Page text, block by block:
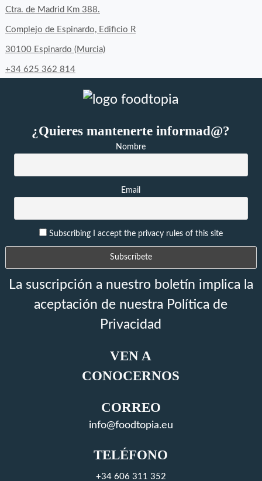
en
Facebook
en
Twitter
en
Instagram
Ctra. de Madrid Km 388.
Complejo de Espinardo, Edificio R
30100 Espinardo (Murcia)
+34 625 362 814
¿Quieres mantenerte informad@?
Nombre
Email
Subscribing I accept the privacy rules of this site
La suscripción a nuestro boletín implica la
aceptación de nuestra Política de
Privacidad
VEN A
CONOCERNOS
CORREO
info@foodtopia.eu
TELÉFONO
+34 606 311 352